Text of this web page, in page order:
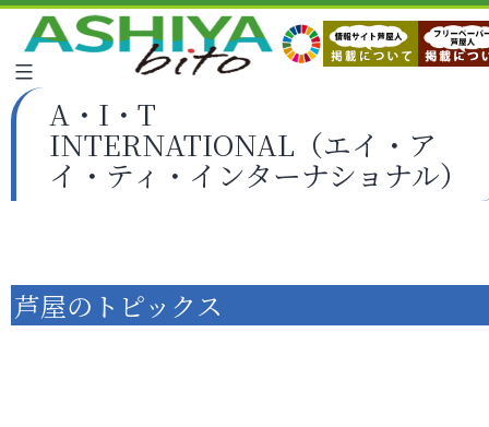
A・I・T
INTERNATIONAL（エイ・ア
イ・ティ・インターナショナル）
芦屋のトピックス